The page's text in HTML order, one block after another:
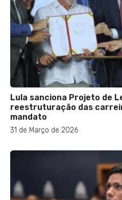
Lula sanciona Projeto de
reestruturação das
mandato
31 de Março de 2026